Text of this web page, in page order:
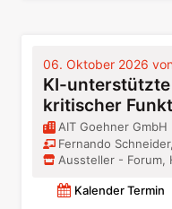
06. Oktober 2026
KI-
kritischer
AIT Goehner GmbH
Fernando
Aussteller - Forum,
Kalender Termin